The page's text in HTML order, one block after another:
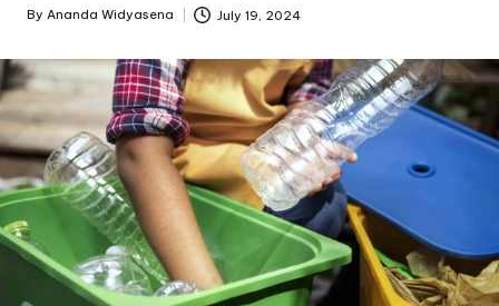
Posted
By Ananda Widyasena July 19, 2024